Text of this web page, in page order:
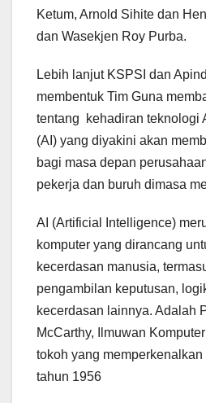
Ketum, Arnold Sihite dan
dan Wasekjen Roy Purba.
Lebih lanjut KSPSI dan
membentuk Tim Guna
tentang kehadiran teknologi
(AI) yang diyakini akan
bagi masa depan
pekerja dan buruh dimasa
AI (Artificial Intelligence)
komputer yang dirancang
kecerdasan manusia,
pengambilan keputusan,
kecerdasan lainnya. Adalah
McCarthy, Ilmuwan
tokoh yang memperkenalkan
tahun 1956